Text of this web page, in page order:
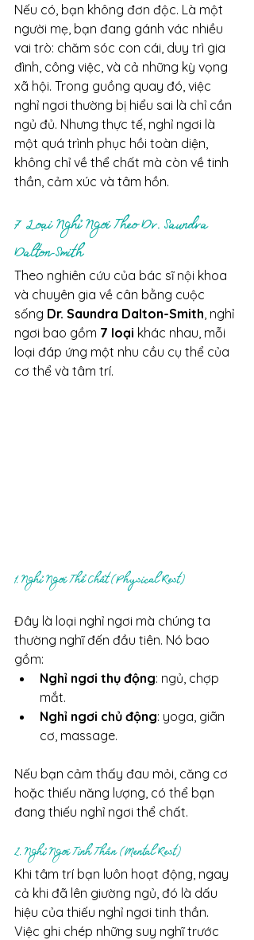
Nếu có, bạn không đơn độc. Là một
người mẹ, bạn đang gánh vác nhiều
vai trò: chăm sóc con cái, duy trì gia
đình, công việc, và cả những kỳ vọng
xã hội. Trong guồng quay đó, việc
nghỉ ngơi thường bị hiểu sai là chỉ cần
ngủ đủ. Nhưng thực tế, nghỉ ngơi là
một quá trình phục hồi toàn diện,
không chỉ về thể chất mà còn về tinh
thần, cảm xúc và tâm hồn.
7 Loại Nghỉ Ngơi Theo Dr. Saundra
Dalton-Smith
Theo nghiên cứu của bác sĩ nội khoa
và chuyên gia về cân bằng cuộc
sống Dr. Saundra Dalton-Smith , nghỉ
ngơi bao gồm 7 loại khác nhau, mỗi
loại đáp ứng một nhu cầu cụ thể của
cơ thể và tâm trí.
1. Nghỉ Ngơi Thể Chất (Physical Rest)
Đây là loại nghỉ ngơi mà chúng ta
thường nghĩ đến đầu tiên. Nó bao
gồm:
Nghỉ ngơi thụ động: ngủ, chợp
mắt.
Nghỉ ngơi chủ động: yoga, giãn
cơ, massage.
Nếu bạn cảm thấy đau mỏi, căng cơ
hoặc thiếu năng lượng, có thể bạn
đang thiếu nghỉ ngơi thể chất.
2. Nghỉ Ngơi Tinh Thần (Mental Rest)
Khi tâm trí bạn luôn hoạt động, ngay
cả khi đã lên giường ngủ, đó là dấu
hiệu của thiếu nghỉ ngơi tinh thần.
Việc ghi chép những suy nghĩ trước